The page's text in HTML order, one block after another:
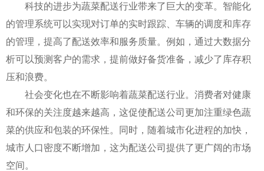
科技的进步为蔬菜配送行业带来了巨大的变革。智能化
的管理系统可以实现对订单的实时跟踪、车辆的调度和库存
的管理，提高了配送效率和服务质量。例如，通过大数据分
析可以预测客户的需求，提前做好备货准备，减少了库存积
压和浪费。
社会变化也在不断影响着蔬菜配送行业。消费者对健康
和环保的关注度越来越高，这促使配送公司更加注重绿色蔬
菜的供应和包装的环保性。同时，随着城市化进程的加快，
城市人口密度不断增加，这为配送公司提供了更广阔的市场
空间。